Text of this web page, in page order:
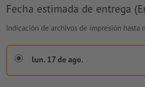
Fecha estimada de entrega
Indicación de archivos de impresión hasta
lun. 17 de ago.